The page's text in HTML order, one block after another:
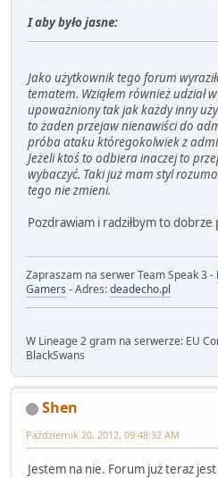
I aby było jasne:
Jako użytkownik tego forum
tematem. Wziąłem również udział
upoważniony tak jak każdy inny
to żaden przejaw nienawiści do
próba ataku któregokolwiek z
Jeżeli ktoś to odbiera inaczej to
wybaczyć. Taki już mam styl
tego nie zmieni.
Pozdrawiam i radziłbym to dobrze
Zapraszam na serwer Team Speak 3 -
Gamers - Adres:deadecho.pl
W Lineage 2 gram na serwerze: EU
BlackSwans
Shen
Październik 20, 2012, 09:48:32 AM
Jestem na nie. Forum już teraz jest